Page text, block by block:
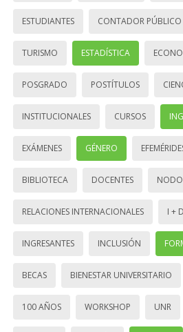
ESTUDIANTES CONTADOR PÚBLICO
TURISMO ESTADÍSTICA
POSGRADO POSTÍTULOS
INSTITUCIONALES CURSOS
EXÁMENES GÉNERO
BIBLIOTECA DOCENTES
RELACIONES INTERNACIONALES I + D
INGRESANTES INCLUSIÓN
BECAS BIENESTAR UNIVERSITARIO
100 AÑOS WORKSHOP UNR